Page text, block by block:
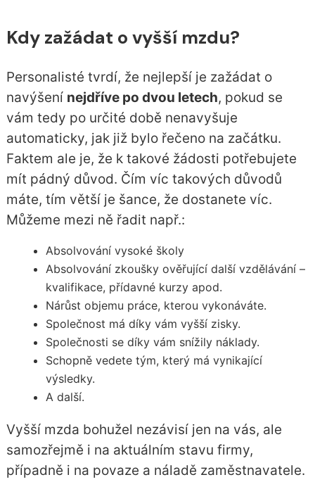
Kdy zažádat o vyšší mzdu?
Personalisté tvrdí, že nejlepší je zažádat o
navýšení nejdříve po dvou letech, pokud se
vám tedy po určité době nenavyšuje
automaticky, jak již bylo řečeno na začátku.
Faktem ale je, že k takové žádosti potřebujete
mít pádný důvod. Čím víc takových důvodů
máte, tím větší je šance, že dostanete víc.
Můžeme mezi ně řadit např.:
Absolvování vysoké školy
Absolvování zkoušky ověřující další vzdělávání –
kvalifikace, přídavné kurzy apod.
Nárůst objemu práce, kterou vykonáváte.
Společnost má díky vám vyšší zisky.
Společnosti se díky vám snížily náklady.
Schopně vedete tým, který má vynikající
výsledky.
A další.
Vyšší mzda bohužel nezávisí jen na vás, ale
samozřejmě i na aktuálním stavu firmy,
případně i na povaze a náladě zaměstnavatele.